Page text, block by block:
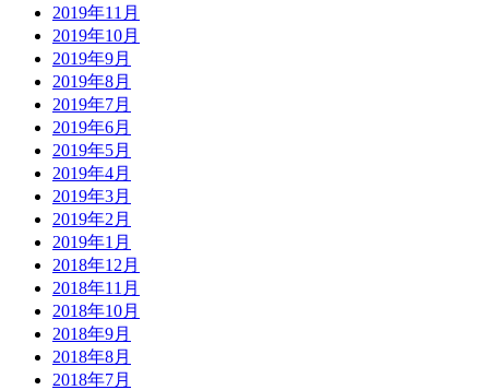
2019年11月
2019年10月
2019年9月
2019年8月
2019年7月
2019年6月
2019年5月
2019年4月
2019年3月
2019年2月
2019年1月
2018年12月
2018年11月
2018年10月
2018年9月
2018年8月
2018年7月